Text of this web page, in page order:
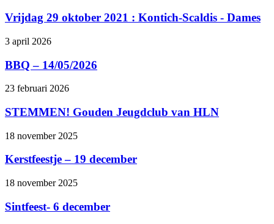
Vrijdag 29 oktober 2021 : Kontich-Scaldis - Dames
3 april 2026
BBQ – 14/05/2026
23 februari 2026
STEMMEN! Gouden Jeugdclub van HLN
18 november 2025
Kerstfeestje – 19 december
18 november 2025
Sintfeest- 6 december